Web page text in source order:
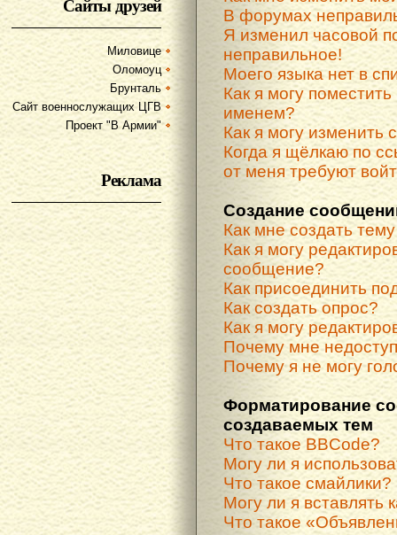
Сайты друзей
Миловице
Оломоуц
Брунталь
Сайт военнослужащих ЦГВ
Проект "В Армии"
Реклама
В форумах
Я изменил часовой
неправильное!
Моего языка нет в
Как я могу
именем?
Как я могу изменить
Когда я щёлкаю по
от меня требуют
Создание
Как мне создать
Как я могу
сообщение?
Как присоединить
Как создать опрос?
Как я могу
Почему мне
Почему я не могу
Форматирование
создаваемых тем
Что такое BBCode?
Могу ли я
Что такое смайлики?
Могу ли я вставлять
Что такое